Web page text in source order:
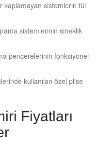
kaplamayan sistemlerin tül
sistemlerinin sineklik
pencerelerinin fonksiyonel
kullanılan özel plise
Fiyatları